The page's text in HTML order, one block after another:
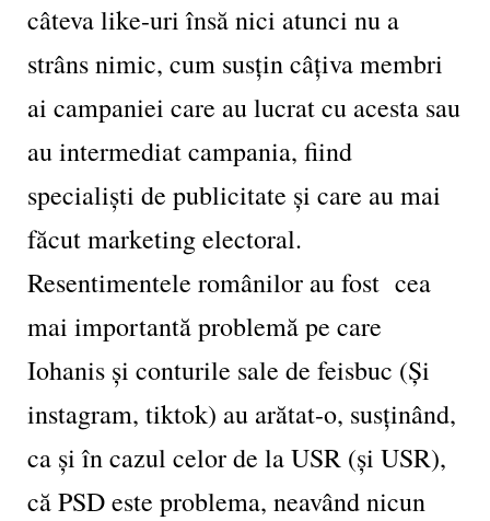
câteva like-uri însă nici atunci nu a
strâns nimic, cum susțin câțiva membri
ai campaniei care au lucrat cu acesta sau
au intermediat campania, fiind
specialiști de publicitate și care au mai
făcut marketing electoral.
Resentimentele românilor au fost cea
mai importantă problemă pe care
Iohanis și conturile sale de feisbuc (Și
instagram, tiktok) au arătat-o, susținând,
ca și în cazul celor de la USR (și USR),
că PSD este problema, neavând nicun